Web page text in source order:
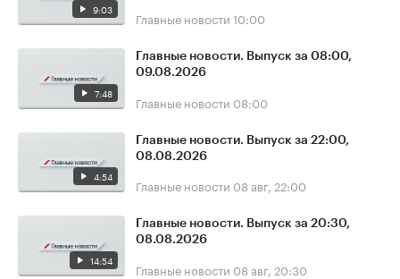
9:03 Главные новости 10:00
7:48
Главные новости. Выпуск за 08:00,
09.08.2026
Главные новости 08:00
4:54
Главные новости. Выпуск за 22:00,
08.08.2026
Главные новости 08 авг, 22:00
14:54
Главные новости. Выпуск за 20:30,
08.08.2026
Главные новости 08 авг, 20:30